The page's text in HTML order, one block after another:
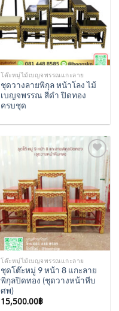
โต๊ะหมู่ไม้เบญจพรรณแกะลาย
ชุดวางลายพิกุล หน้าโลง ไม้
เบญจพรรณ สีดำ ปิดทอง
ครบชุด
Wishlist
โต๊ะหมู่ไม้เบญจพรรณแกะลาย
ชุดโต๊ะหมู่ 9 หน้า 8 แกะลาย
พิกุลปิดทอง (ชุดวางหน้าหีบ
ศพ)
15,500.00฿